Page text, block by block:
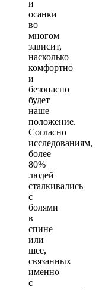
и
осанки
во
многом
зависит,
насколько
комфортно
и
безопасно
будет
наше
положение.
Согласно
исследованиям,
более
80%
людей
сталкивались
с
болями
в
спине
или
шее,
связанных
именно
с